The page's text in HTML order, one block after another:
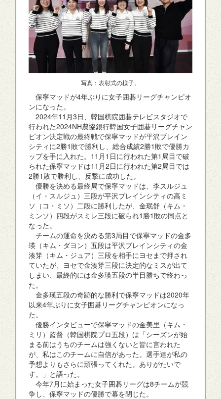
写真：表彰式の様子。
保寧マッドが4年ぶりに女子囲碁リーグチャンピオ
ンになった。
2024年11月3日、韓国棋院囲碁テレビスタジオで
行われた2024NH農協銀行韓国女子囲碁リーグチャン
ピオン決定戦の最終戦で保寧マッドが平沢ブレイン
シティに2勝1敗で勝利し、総合成績2勝1敗で優勝カ
ップを手に入れた。11月1日に行われた第1局目で破
られた保寧マッドは11月2日に行われた第2局目では
2勝1敗で勝利し、反撃に成功した。
優勝を決める最終局で保寧マッドは、李スルジュ
（イ・スルジュ）三段が平沢ブレインシティの高ミ
ソ（コ・ミソ）二段に勝利したが、金珉舒（キム・
ミンソ）四段がスミレ三段に破られ1勝1敗の同点と
なった。
チームの運命を決める第3局目で保寧マッドの金多
瑛（キム・ダヨン）五段は平沢ブレインシティの金
湊笌（キム・ジュア）三段を相手にヨセまで押され
ていたが、ヨセで金湊笌三段に決定的なミスが出て
しまい、最終的には金多瑛五段の半目勝ちで終わっ
た。
金多瑛五段の奇跡的な勝利で保寧マッドは2020年
以来4年ぶりに女子囲碁リーグチャンピオンになっ
た。
優勝インタビューで保寧マッドの金美里（キム・
ミリ）監督（韓国棋院プロ五段）は「シーズンが始
まる前はうちのチームは強くないと皆に言われた
が、私はこのチームに自信があった。選手達が私の
予想よりもさらに頑張ってくれた。ありがたいで
す。」と語った。
今年7月に始まった女子囲碁リーグは8チームが競
争し、保寧マッドの優勝で幕を閉じた。